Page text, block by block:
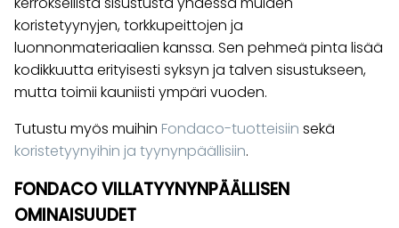
koristetyynyjen, torkkupeittojen ja
luonnonmateriaalien kanssa. Sen pehmeä pinta lisää
kodikkuutta erityisesti syksyn ja talven sisustukseen,
mutta toimii kauniisti ympäri vuoden.
Tutustu myös muihin Fondaco-tuotteisiin sekä
koristetyynyihin ja tyynynpäällisiin.
FONDACO VILLATYYNYNPÄÄLLISEN
OMINAISUUDET